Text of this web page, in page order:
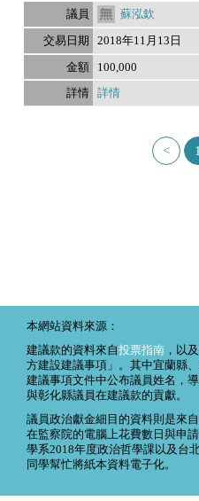
蘇泓欽
2018年11月13日
100,000
詳情
< 1
本網站資料來源：
建議款的資料來自投票指南 ，以
方建設建議事項」。其中宜蘭縣
建議事項文件中公布議員姓名，
與彰化縣議員在建議款的貢獻。
議員政治獻金細目的資料則是來
在監察院的電腦上花費數日與申
學系2018年度政治哲學課以及台
同學幫忙將紙本資料電子化。